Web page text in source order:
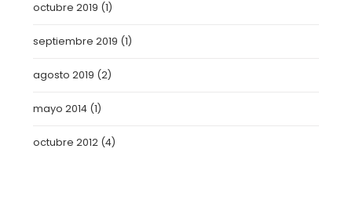
octubre 2019 (1)
septiembre 2019 (1)
agosto 2019 (2)
mayo 2014 (1)
octubre 2012 (4)